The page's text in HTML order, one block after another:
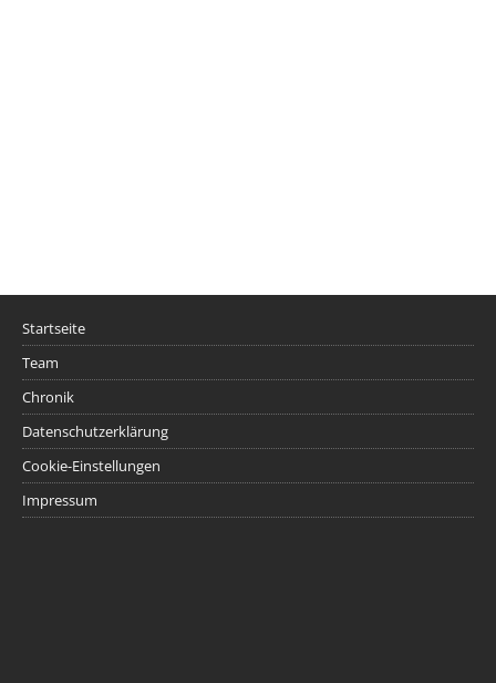
Startseite
Team
Chronik
Datenschutzerklärung
Cookie-Einstellungen
Impressum